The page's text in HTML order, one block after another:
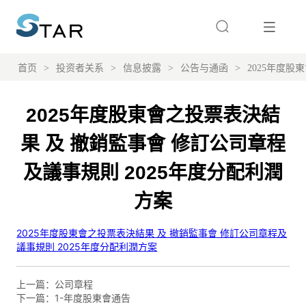
首页 > 投资者关系 > 信息披露 > 公告与通函 > 2025年度股
2025年度股東會之投票表決結
果 及 撤銷監事會 修訂公司章程
及議事規則 2025年度分配利潤
方案
上一篇： 公司章程
下一篇： 1-年度股東會通告